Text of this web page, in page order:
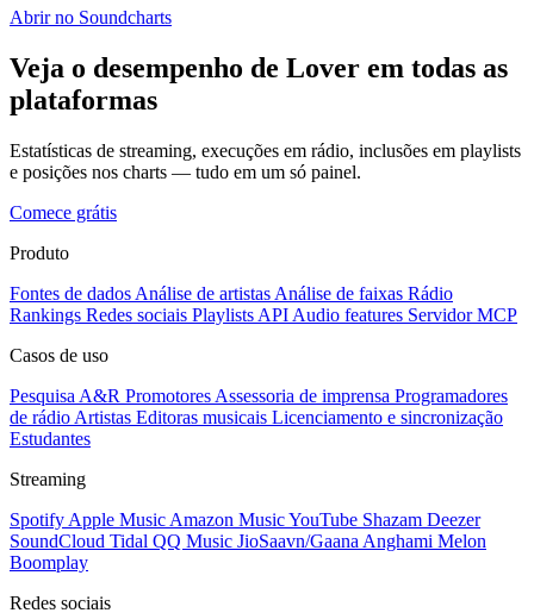
Abrir no Soundcharts
Veja o desempenho de Lover em todas as
plataformas
Estatísticas de streaming, execuções em rádio, inclusões em playlists
e posições nos charts — tudo em um só painel.
Comece grátis
Produto
Fontes de dados Análise de artistas Análise de faixas Rádio
Rankings Redes sociais Playlists API Audio features Servidor MCP
Casos de uso
Pesquisa A&R Promotores Assessoria de imprensa Programadores
de rádio Artistas Editoras musicais Licenciamento e sincronização
Estudantes
Streaming
Spotify Apple Music Amazon MusicYouTube Shazam Deezer
SoundCloud Tidal QQ Music JioSaavn/Gaana Anghami Melon
Boomplay
Redes sociais